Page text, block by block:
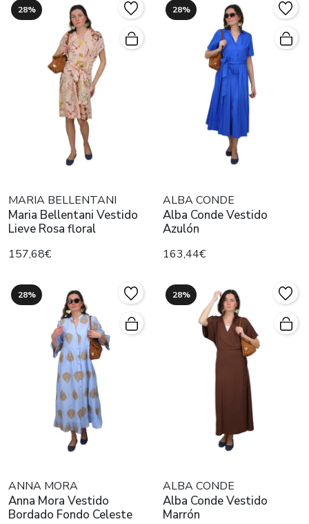
28%
MARIA BELLENTANI
Maria Bellentani Vestido
Lieve Rosa floral
157,68€
28%
ALBA CONDE
Alba Conde Vestido
Azulón
163,44€
28%
ANNA MORA
Anna Mora Vestido
Bordado Fondo Celeste
28%
ALBA CONDE
Alba Conde Vestido
Marrón